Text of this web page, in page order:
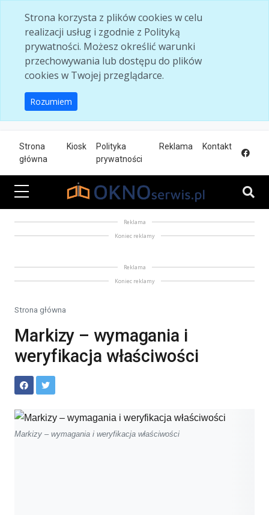
Strona korzysta z plików cookies w celu
realizacji usług i zgodnie z Polityką
prywatności. Możesz określić warunki
przechowywania lub dostępu do plików
cookies w Twojej przeglądarce.
Rozumiem
Strona
główna
Kiosk
Polityka
prywatności
Reklama Kontakt
Reklama
Koniec reklamy
Reklama
Koniec reklamy
Strona główna
Markizy – wymagania i
weryfikacja właściwości
Markizy – wymagania i weryfikacja właściwości